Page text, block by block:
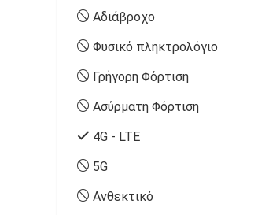
Αδιάβροχο
Φυσικό πληκτρολόγιο
Γρήγορη Φόρτιση
Ασύρματη Φόρτιση
4G - LTE
5G
Ανθεκτικό